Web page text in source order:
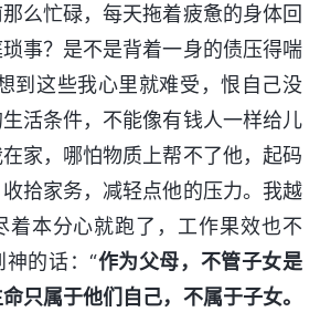
么忙碌，每天拖着疲惫的身体回
事？是不是背着一身的债压得喘
到这些我心里就难受，恨自己没
活条件，不能像有钱人一样给儿
家，哪怕物质上帮不了他，起码
拾家务，减轻点他的压力。我越
着本分心就跑了，工作果效也不
的话：“作为父母，不管子女是
只属于他们自己，不属于子女。